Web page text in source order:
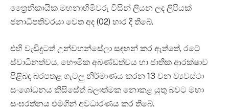
ත්‍රෛනිකායික මහනාහිමිවරු විසින් ලියන ලද ලිපියක්
ජනාධිපතිවරයා වෙත අද (02) භාර දී තිබේ.
එහි වැඩිදුටත් උන්වහන්සේලා සඳහන් කර ඇත්තේ, රටේ
ස්වාධීනත්වය, භෞමික අඛණ්ඩත්වය හා ජාතික ආරක්ෂාව
පිළිබඳ බරපතළ ගැටලු නිර්මාණය කරන 13 වන ව්‍යවස්ථා
සංශෝධනය කිසිසේත් බලාත්මක නොකළ යුතු බවට මහා
සංඝරත්නය එමගින් අවධාරණය කර තිබේ.